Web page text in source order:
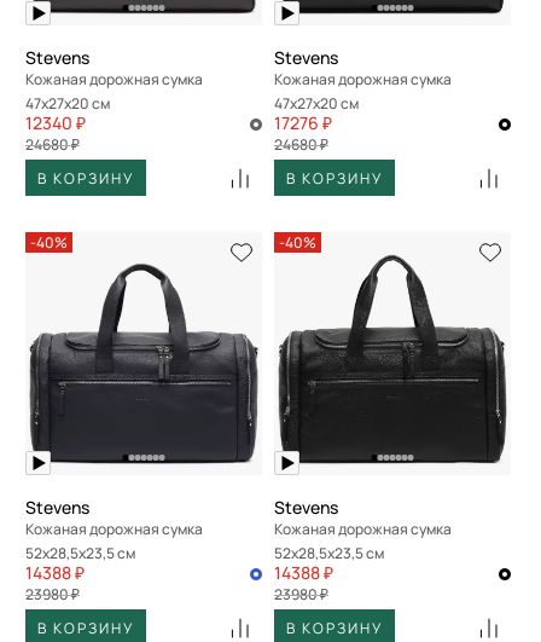
Stevens
Кожаная дорожная сумка
47x27x20 см
12340 ₽
24680 ₽
В КОРЗИНУ
Stevens
Кожаная дорожная сумка
47x27x20 см
17276 ₽
24680 ₽
В КОРЗИНУ
-40%
Stevens
Кожаная дорожная сумка
52x28,5x23,5 см
14388 ₽
23980 ₽
В КОРЗИНУ
-40%
Stevens
Кожаная дорожная сумка
52x28,5x23,5 см
14388 ₽
23980 ₽
В КОРЗИНУ